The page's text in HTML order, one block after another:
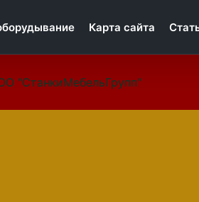
Карта сайта
"СтанкиМебельГрупп"